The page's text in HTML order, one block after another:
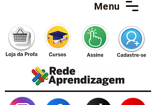
Menu